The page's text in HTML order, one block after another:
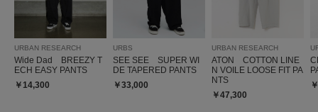
URBAN RESEARCH
Wide Dad BREEZY T
ECH EASY PANTS
￥14,300
URBS
SEE SEE SUPER WI
DE TAPERED PANTS
￥33,000
URBAN RESEARCH
ATON COTTON LINE
N VOILE LOOSE FIT PA
NTS
￥47,300